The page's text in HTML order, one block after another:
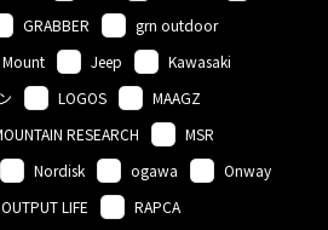
GRABBER
grn outdoor
Jeep
Kawasaki
LOGOS
MAAGZ
RESEARCH
MSR
Nordisk ogawa
Onway
OUTPUT LIFE
RAPCA